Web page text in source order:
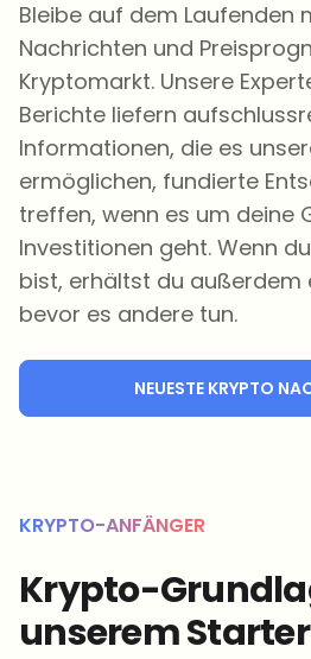
Bleibe auf dem Laufenden
Nachrichten und
Kryptomarkt. Unsere
Berichte liefern
Informationen, die es
ermöglichen, fundierte
treffen, wenn es um deine
Investitionen geht. Wenn
bist, erhältst du außerdem
bevor es andere tun.
NEUESTE KRYPTO
KRYPTO-ANFÄNGER
Krypto-
unserem